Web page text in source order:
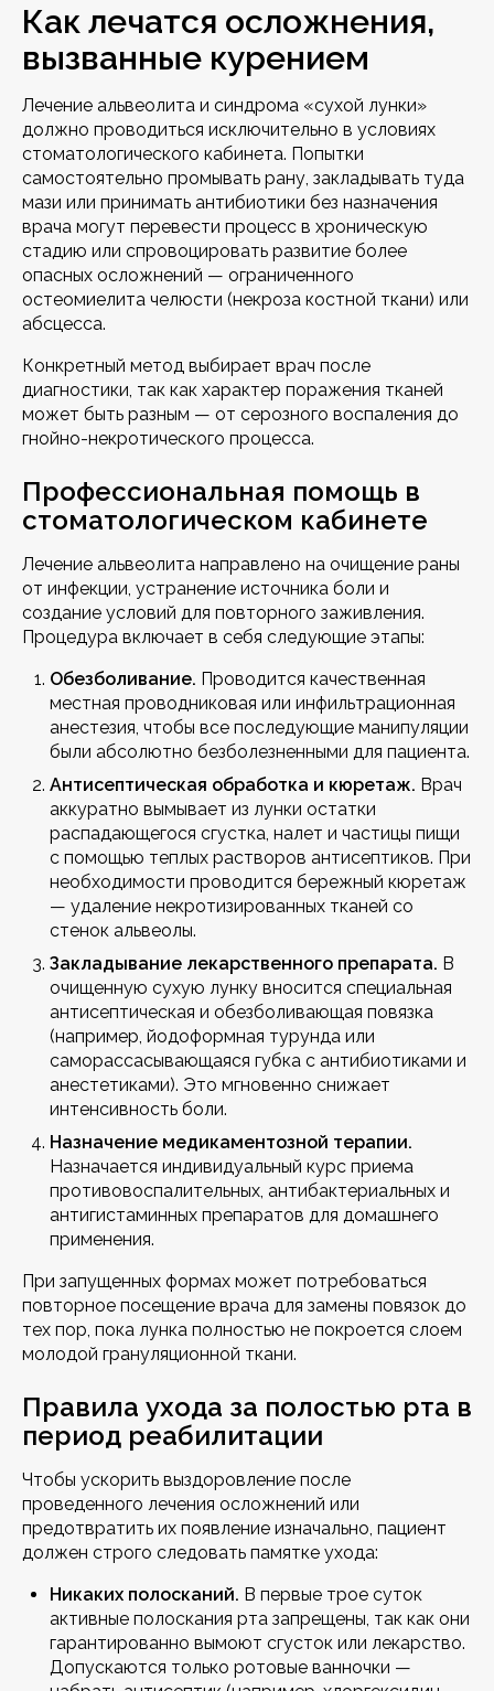
Как лечатся осложнения,
вызванные курением
Лечение альвеолита и синдрома «сухой лунки»
должно проводиться исключительно в условиях
стоматологического кабинета. Попытки
самостоятельно промывать рану, закладывать туда
мази или принимать антибиотики без назначения
врача могут перевести процесс в хроническую
стадию или спровоцировать развитие более
опасных осложнений — ограниченного
остеомиелита челюсти (некроза костной ткани) или
абсцесса.
Конкретный метод выбирает врач после
диагностики, так как характер поражения тканей
может быть разным — от серозного воспаления до
гнойно-некротического процесса.
Профессиональная помощь в
стоматологическом кабинете
Лечение альвеолита направлено на очищение раны
от инфекции, устранение источника боли и
создание условий для повторного заживления.
Процедура включает в себя следующие этапы:
Обезболивание. Проводится качественная
местная проводниковая или инфильтрационная
анестезия, чтобы все последующие манипуляции
были абсолютно безболезненными для пациента.
Антисептическая обработка и кюретаж. Врач
аккуратно вымывает из лунки остатки
распадающегося сгустка, налет и частицы пищи
с помощью теплых растворов антисептиков. При
необходимости проводится бережный кюретаж
— удаление некротизированных тканей со
стенок альвеолы.
Закладывание лекарственного препарата. В
очищенную сухую лунку вносится специальная
антисептическая и обезболивающая повязка
(например, йодоформная турунда или
саморассасывающаяся губка с антибиотиками и
анестетиками). Это мгновенно снижает
интенсивность боли.
Назначение медикаментозной терапии.
Назначается индивидуальный курс приема
противовоспалительных, антибактериальных и
антигистаминных препаратов для домашнего
применения.
При запущенных формах может потребоваться
повторное посещение врача для замены повязок до
тех пор, пока лунка полностью не покроется слоем
молодой грануляционной ткани.
Правила ухода за полостью рта в
период реабилитации
Чтобы ускорить выздоровление после
проведенного лечения осложнений или
предотвратить их появление изначально, пациент
должен строго следовать памятке ухода:
Никаких полосканий. В первые трое суток
активные полоскания рта запрещены, так как они
гарантированно вымоют сгусток или лекарство.
Допускаются только ротовые ванночки —